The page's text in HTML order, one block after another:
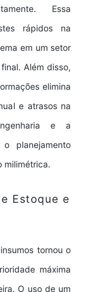
Essa
rápidos na
em um setor
Além disso,
elimina
e atrasos na
e a
planejamento
milimétrica.
Estoque e
tornou o
máxima
O uso de um